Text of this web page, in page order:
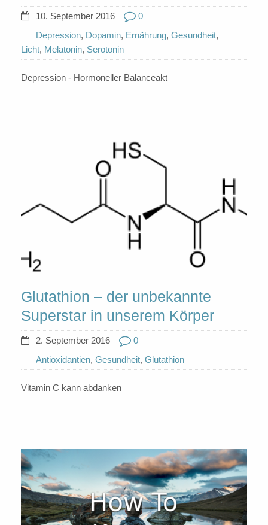
10. September 2016
0
Depression, Dopamin, Ernährung, Gesundheit,
Licht, Melatonin, Serotonin
Depression - Hormoneller Balanceakt
Glutathion – der unbekannte
Superstar in unserem Körper
2. September 2016
0
Antioxidantien, Gesundheit, Glutathion
Vitamin C kann abdanken